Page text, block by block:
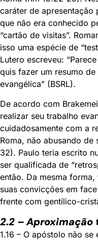
caráter de apresentação
que não era conhecido
“cartão de visitas”.
isso uma espécie de
Lutero escreveu:
quis fazer um resumo
evangélica” (BSRL).
De acordo com
realizar seu trabalho
cuidadosamente com a
Roma, não abusando
32). Paulo teria escrito
ser qualificada de
então. Da mesma
suas convicções em
frente com gentílico-
2.2 –
1.16 – O apóstolo não